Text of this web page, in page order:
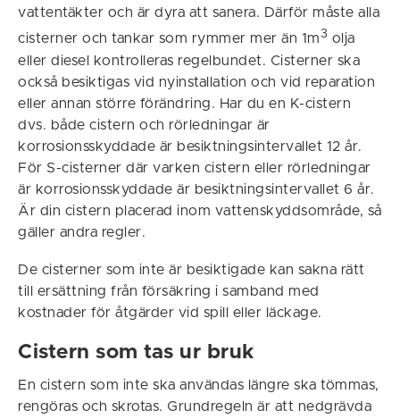
vattentäkter och är dyra att sanera. Därför måste alla
cisterner och tankar som rymmer mer än 1m3 olja
eller diesel kontrolleras regelbundet. Cisterner ska
också besiktigas vid nyinstallation och vid reparation
eller annan större förändring. Har du en K-cistern
dvs. både cistern och rörledningar är
korrosionsskyddade är besiktningsintervallet 12 år.
För S-cisterner där varken cistern eller rörledningar
är korrosionsskyddade är besiktningsintervallet 6 år.
Är din cistern placerad inom vattenskyddsområde, så
gäller andra regler.
De cisterner som inte är besiktigade kan sakna rätt
till ersättning från försäkring i samband med
kostnader för åtgärder vid spill eller läckage.
Cistern som tas ur bruk
En cistern som inte ska användas längre ska tömmas,
rengöras och skrotas. Grundregeln är att nedgrävda